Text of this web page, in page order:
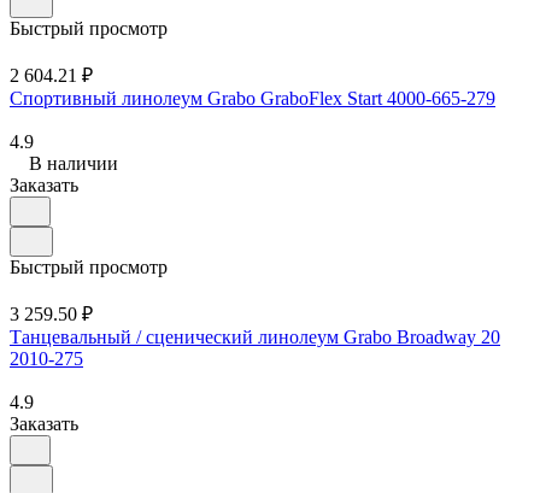
Быстрый просмотр
2 604.21 ₽
Спортивный линолеум Grabo GraboFlex Start 4000-665-279
4.9
В наличии
Заказать
Быстрый просмотр
3 259.50 ₽
Танцевальный / сценический линолеум Grabo Broadway 20
2010-275
4.9
Заказать